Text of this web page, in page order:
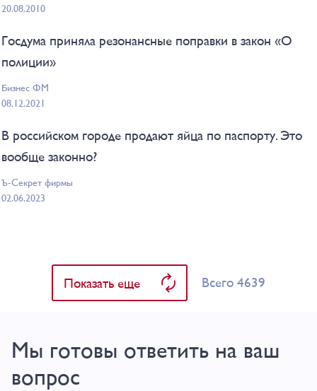
20.08.2010
Госдума приняла резонансные поправки в закон «О
полиции»
Бизнес ФМ
08.12.2021
В российском городе продают яйца по паспорту. Это
вообще законно?
Ъ-Секрет фирмы
02.06.2023
Показать еще Всего 4639
Мы готовы ответить на ваш
вопрос